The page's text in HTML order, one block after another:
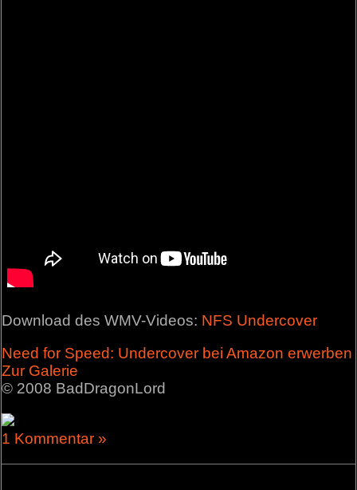
Download des WMV-Videos: NFS Undercover
Need for Speed: Undercover bei Amazon erwerben
Zur Galerie
© 2008 BadDragonLord
1 Kommentar »